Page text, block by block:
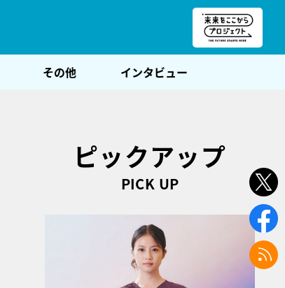
その他 インタビュー
ピックアップ
PICK UP